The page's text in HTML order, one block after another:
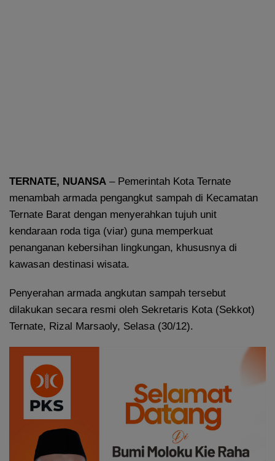
TERNATE, NUANSA – Pemerintah Kota Ternate
menambah armada pengangkut sampah di Kecamatan
Ternate Barat dengan menyerahkan tujuh unit
kendaraan roda tiga (viar) guna memperkuat
penanganan kebersihan lingkungan, khususnya di
kawasan destinasi wisata.
Penyerahan armada angkutan sampah tersebut
dilakukan secara resmi oleh Sekretaris Kota (Sekkot)
Ternate, Rizal Marsaoly, Selasa (30/12).